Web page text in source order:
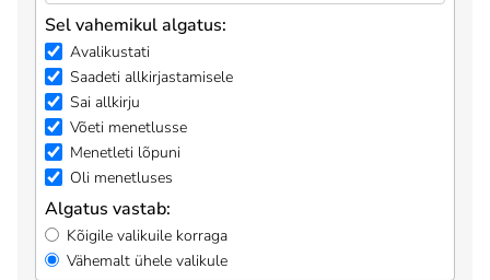
Sel vahemikul algatus:
Avalikustati
Saadeti allkirjastamisele
Sai allkirju
Võeti menetlusse
Menetleti lõpuni
Oli menetluses
Algatus vastab:
Kõigile valikuile korraga
Vähemalt ühele valikule